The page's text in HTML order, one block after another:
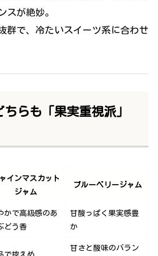
スが絶妙。
群で、冷たいスイーツ系に合わせ
らも「果実重視派」
インマスカット
ジャム
ブルーベリージャム
かで高級感のあ
どう香
甘酸っぱく果実感豊
か
甘さと酸味のバラン